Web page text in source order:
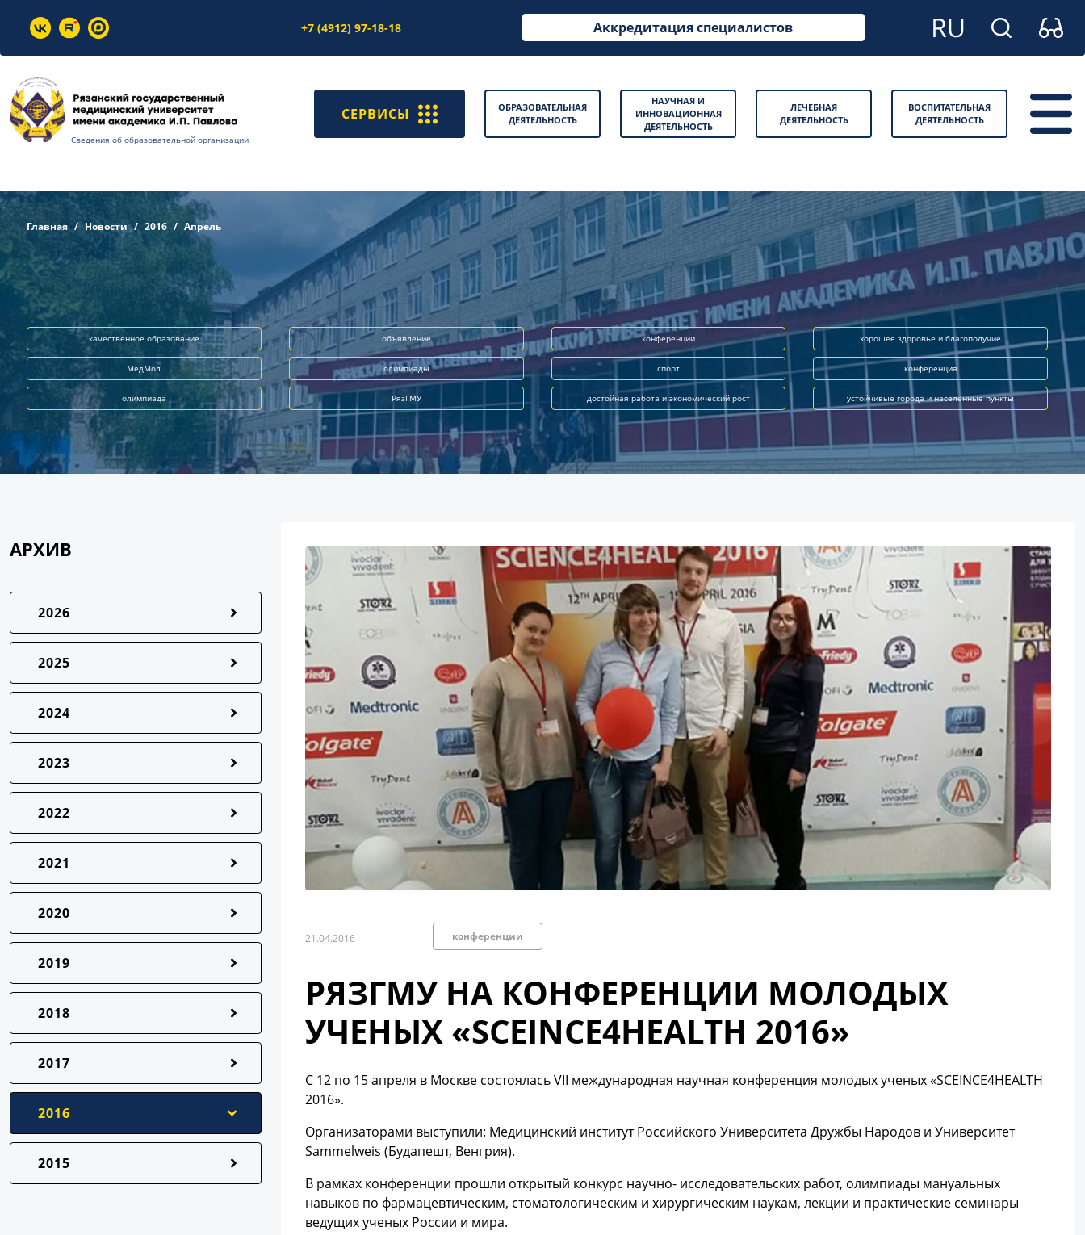
+7 (4912) 97-18-18 Аккредитация специалистов
Сведения об образовательной организации
СЕРВИСЫ
ОБРАЗОВАТЕЛЬНАЯ
ДЕЯТЕЛЬНОСТЬ
НАУЧНАЯ И
ИННОВАЦИОННАЯ
ДЕЯТЕЛЬНОСТЬ
ЛЕЧЕБНАЯ
ДЕЯТЕЛЬНОСТЬ
ВОСПИТАТЕЛЬНАЯ
ДЕЯТЕЛЬНОСТЬ
Главная Новости 2016 Апрель
качественное образование объявление конференции хорошее здоровье и благополучие
МедМол олимпиады спорт конференция
олимпиада РязГМУ достойная работа и экономический рост устойчивые города и населённые пункты
АРХИВ
2026
2025
2024
2023
2022
2021
2020
2019
2018
2017
2016
2015
21.04.2016 конференции
РЯЗГМУ НА КОНФЕРЕНЦИИ МОЛОДЫХ
УЧЕНЫХ «SCEINCE4HEALTH 2016»
С 12 по 15 апреля в Москве состоялась VII международная научная конференция молодых ученых «SCEINCE4HEALTH
2016».
Организаторами выступили: Медицинский институт Российского Университета Дружбы Народов и Университет
Sammelweis (Будапешт, Венгрия).
В рамках конференции прошли открытый конкурс научно- исследовательских работ, олимпиады мануальных
навыков по фармацевтическим, стоматологическим и хирургическим наукам, лекции и практические семинары
ведущих ученых России и мира.